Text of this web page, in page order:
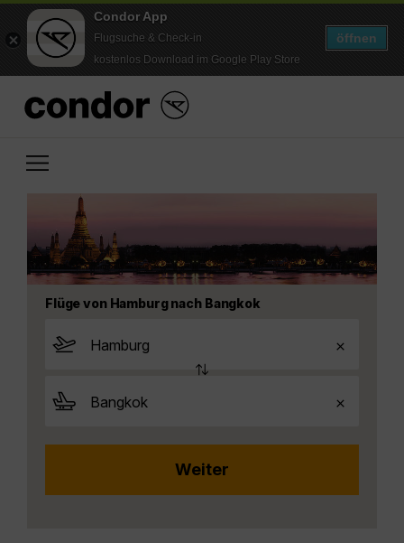
Condor App
Flugsuche & Check-in
kostenlos Download im Google Play Store
öffnen
Flüge von Hamburg nach Bangkok